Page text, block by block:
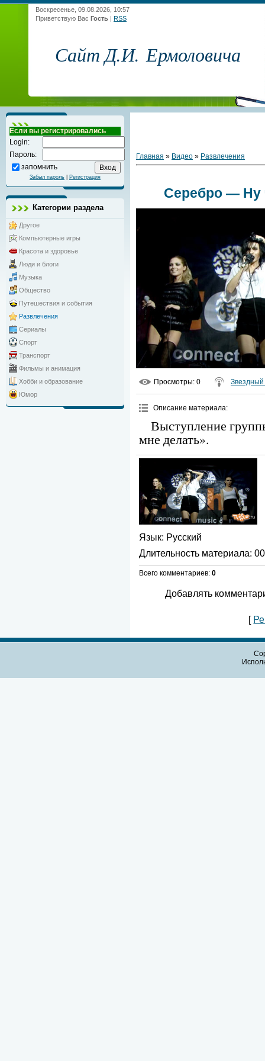
Воскресенье, 09.08.2026, 10:57
Приветствую Вас Гость | RSS
Сайт Д.И. Ермоловича
Если вы регистрировались
Login:
Пароль:
запомнить
Забыл пароль Регистрация
Категории раздела
Другое
Компьютерные игры
Красота и здоровье
Люди и блоги
Музыка
Общество
Путешествия и события
Развлечения
Сериалы
Спорт
Транспорт
Фильмы и анимация
Хобби и образование
Юмор
Главная » Видео » Развлечения
Серебро — Ну
Просмотры: 0
Описание материала:
Выступление
мне делать».
Язык: Русский
Длительность материала:
Всего комментариев: 0
Добавлять
[